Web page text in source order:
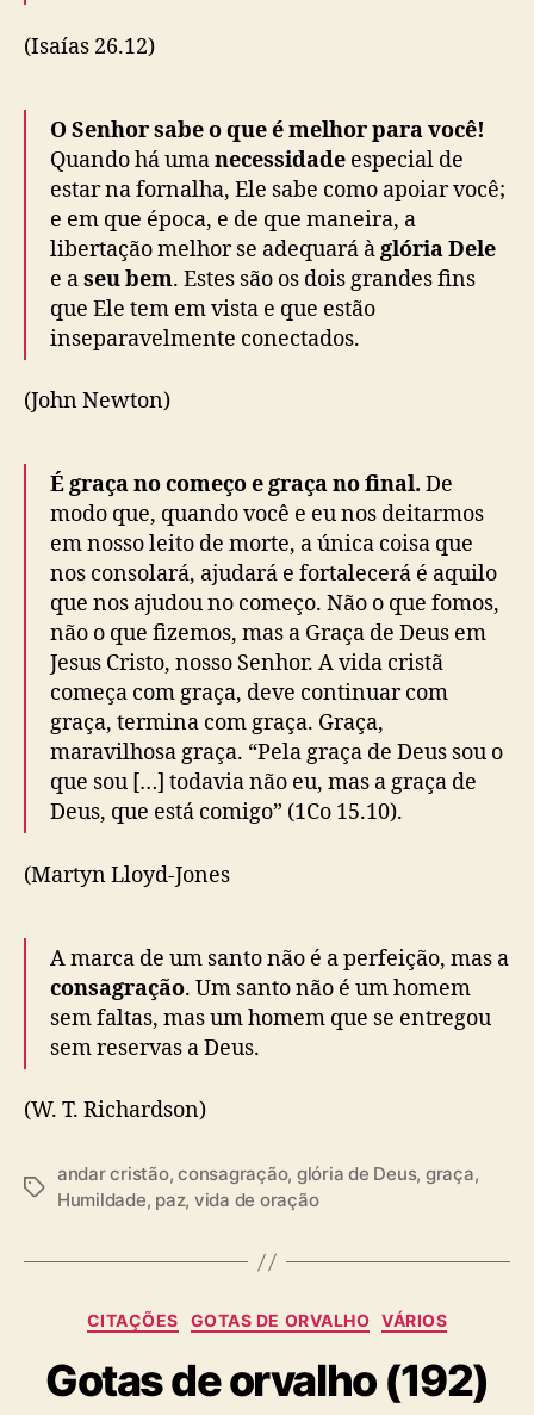
(Isaías 26.12)
O Senhor sabe o que é melhor para você!
Quando há umanecessidade especial de
estar na fornalha, Ele sabe como apoiar você;
e em que época, e de que maneira, a
libertação melhor se adequará àglória Dele
e aseu bem. Estes são os dois grandes fins
que Ele tem em vista e que estão
inseparavelmente conectados.
(John Newton)
É graça no começo e graça no final. De
modo que, quando você e eu nos deitarmos
em nosso leito de morte, a única coisa que
nos consolará, ajudará e fortalecerá é aquilo
que nos ajudou no começo. Não o que fomos,
não o que fizemos, mas a Graça de Deus em
Jesus Cristo, nosso Senhor. A vida cristã
começa com graça, deve continuar com
graça, termina com graça. Graça,
maravilhosa graça. “Pela graça de Deus sou o
que sou […] todavia não eu, mas a graça de
Deus, que está comigo” (1Co 15.10).
(Martyn Lloyd-Jones
A marca de um santo não é a perfeição, mas a
consagração. Um santo não é um homem
sem faltas, mas um homem que se entregou
sem reservas a Deus.
(W. T. Richardson)
T
s
andar cristão,consagração, glória de Deus, graça,
Humildade, paz, vida de oração
C
t
e
CITAÇÕES GOTAS DE ORVALHO VÁRIOS
Gotas de orvalho (192)